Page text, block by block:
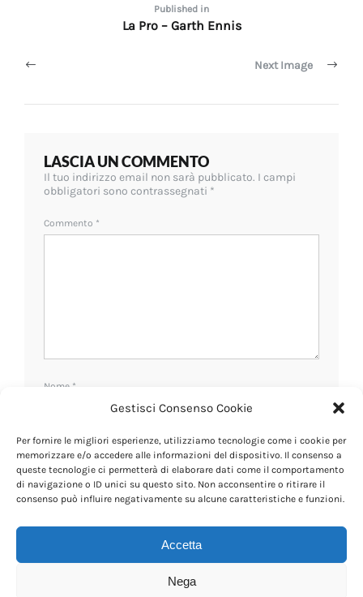
Gestisci Consenso Cookie
Per fornire le migliori esperienze, utilizziamo tecnologie come i cookie per
memorizzare e/o accedere alle informazioni del dispositivo. Il consenso a
queste tecnologie ci permetterà di elaborare dati come il comportamento
di navigazione o ID unici su questo sito. Non acconsentire o ritirare il
consenso può influire negativamente su alcune caratteristiche e funzioni.
Accetta
Nega
Navigazione
articoli
Published in
La Pro – Garth Ennis
Next Image
LASCIA UN COMMENTO
Il tuo indirizzo email non sarà pubblicato. I campi
obbligatori sono contrassegnati *
Commento *
Nome *
Email*